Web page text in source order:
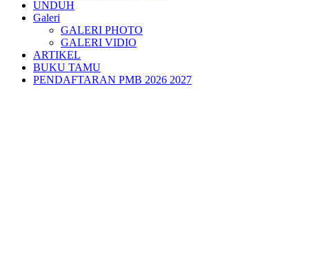
UNDUH
Galeri
GALERI PHOTO
GALERI VIDIO
ARTIKEL
BUKU TAMU
PENDAFTARAN PMB 2026 2027